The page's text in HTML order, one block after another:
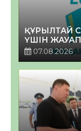
ҚҰРЫЛТАЙ
ҮШІН
07.08.2026